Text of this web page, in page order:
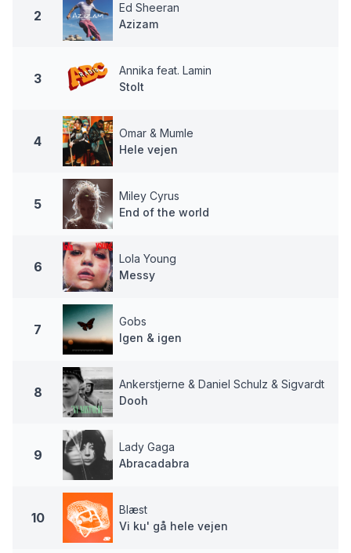
2
Ed Sheeran
Azizam
3
Annika feat. Lamin
Stolt
4
Omar & Mumle
Hele vejen
5
Miley Cyrus
End of the world
6
Lola Young
Messy
7
Gobs
Igen & igen
8
Ankerstjerne & Daniel Schulz & Sigvardt
Dooh
9
Lady Gaga
Abracadabra
10
Blæst
Vi ku' gå hele vejen